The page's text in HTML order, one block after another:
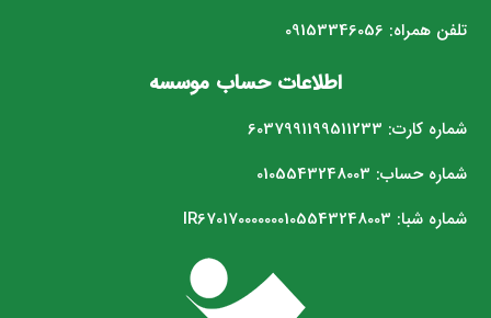
تلفن همراه: 09153346056
اطلاعات حساب موسسه
شماره کارت: 6037991199511233
شماره حساب: 0105543248003
شماره شبا: IR670170000000105543248003